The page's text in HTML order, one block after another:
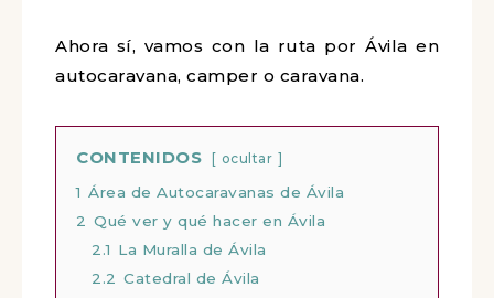
Ahora sí, vamos con la ruta por Ávila en
autocaravana, camper o caravana.
CONTENIDOS ocultar
1 Área de Autocaravanas de Ávila
2 Qué ver y qué hacer en Ávila
2.1 La Muralla de Ávila
2.2 Catedral de Ávila